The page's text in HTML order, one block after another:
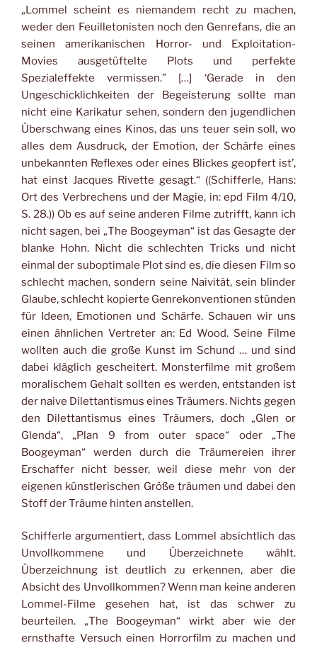
„Lommel scheint es niemandem recht zu machen,
weder den Feuilletonisten noch den Genrefans, die an
seinen amerikanischen Horror- und Exploitation-
Movies ausgetüftelte Plots und perfekte
Spezialeffekte vermissen.” […] ‘Gerade in den
Ungeschicklichkeiten der Begeisterung sollte man
nicht eine Karikatur sehen, sondern den jugendlichen
Überschwang eines Kinos, das uns teuer sein soll, wo
alles dem Ausdruck, der Emotion, der Schärfe eines
unbekannten Reflexes oder eines Blickes geopfert ist’,
hat einst Jacques Rivette gesagt.“ ((Schifferle, Hans:
Ort des Verbrechens und der Magie, in: epd Film 4/10,
S. 28.)) Ob es auf seine anderen Filme zutrifft, kann ich
nicht sagen, bei „The Boogeyman“ ist das Gesagte der
blanke Hohn. Nicht die schlechten Tricks und nicht
einmal der suboptimale Plot sind es, die diesen Film so
schlecht machen, sondern seine Naivität, sein blinder
Glaube, schlecht kopierte Genrekonventionen stünden
für Ideen, Emotionen und Schärfe. Schauen wir uns
einen ähnlichen Vertreter an: Ed Wood. Seine Filme
wollten auch die große Kunst im Schund … und sind
dabei kläglich gescheitert. Monsterfilme mit großem
moralischem Gehalt sollten es werden, entstanden ist
der naive Dilettantismus eines Träumers. Nichts gegen
den Dilettantismus eines Träumers, doch „Glen or
Glenda“, „Plan 9 from outer space“ oder „The
Boogeyman“ werden durch die Träumereien ihrer
Erschaffer nicht besser, weil diese mehr von der
eigenen künstlerischen Größe träumen und dabei den
Stoff der Träume hinten anstellen.
Schifferle argumentiert, dass Lommel absichtlich das
Unvollkommene und Überzeichnete wählt.
Überzeichnung ist deutlich zu erkennen, aber die
Absicht des Unvollkommen? Wenn man keine anderen
Lommel-Filme gesehen hat, ist das schwer zu
beurteilen. „The Boogeyman“ wirkt aber wie der
ernsthafte Versuch einen Horrorfilm zu machen und